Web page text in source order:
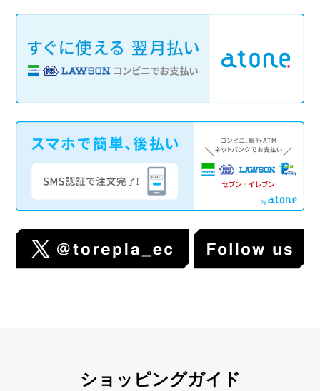
ショッピングガイド